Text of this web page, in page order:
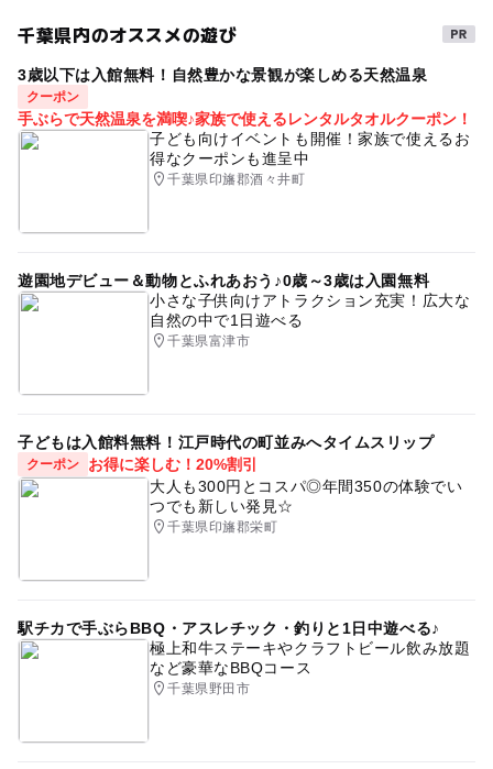
千葉県の公園 夏休み2016
冬のお出かけ ゴールデンウィーク2016 GW2016
平成27年 自然景観・ハイキングあり 夏休み2026
千葉県でおでかけ
野鳥観察 イルミネーション2025-2026 野外遊び場
千葉県のキャンプ場 市原市
千葉県 自然体験 野外体験 キャンプ
千葉県内のオススメの遊び
3歳以下は入館無料！自然豊かな景観が楽しめる天然温泉
クーポン
手ぶらで天然温泉を満喫♪家族で使えるレンタルタオルクーポン！
子ども向けイベントも開催！家族で使えるお
得なクーポンも進呈中
千葉県印旛郡酒々井町
遊園地デビュー＆動物とふれあおう♪0歳～3歳は入園無料
小さな子供向けアトラクション充実！広大な
自然の中で1日遊べる
千葉県富津市
子どもは入館料無料！江戸時代の町並みへタイムスリップ
クーポン
お得に楽しむ！20%割引
大人も300円とコスパ◎年間350の体験でい
つでも新しい発見☆
千葉県印旛郡栄町
駅チカで手ぶらBBQ・アスレチック・釣りと1日中遊べる♪
極上和牛ステーキやクラフトビール飲み放題
など豪華なBBQコース
千葉県野田市